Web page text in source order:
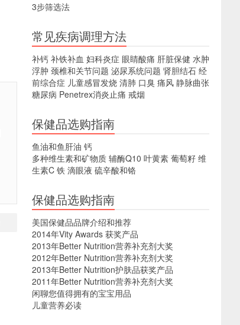
3步筛选法
常见疾病调理方法
补钙 补铁补血 妇科炎症 眼睛酸痛 肝脏保健 水肿
浮肿 颈椎和关节问题 泌尿系统问题 肾胆结石 经
前综合症 儿童感冒发烧 清肺 口臭 痛风 静脉曲张
糖尿病 Penetrex消炎止痛 戒烟
保健品选购指南
鱼油和鱼肝油 钙
多种维生素和矿物质 辅酶Q10 叶黄素 葡萄籽 维
生素C 铁 滴眼液 硫辛酸和铬
保健品选购指南
美国保健品品牌介绍和推荐
2014年Vity Awards 获奖产品
2013年Better Nutrition营养补充剂大奖
2012年Better Nutrition营养补充剂大奖
2013年Better Nutrition护肤品获奖产品
2011年Better Nutrition营养补充剂大奖
闲聊您值得拥有的宝宝用品
儿童营养必读